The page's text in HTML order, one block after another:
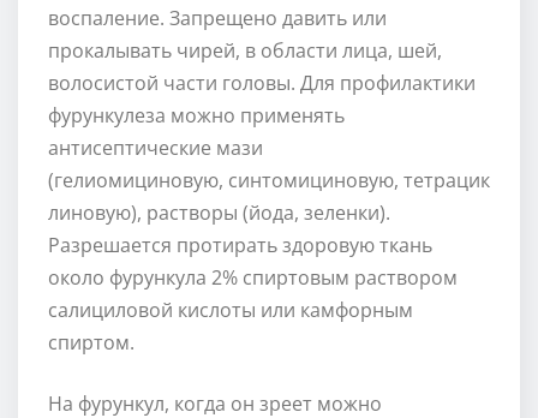
воспаление. Запрещено давить или
прокалывать чирей, в области лица, шей,
волосистой части головы. Для профилактики
фурункулеза можно применять
антисептические мази
(гелиомициновую, синтомициновую, тетрацик
линовую), растворы (йода, зеленки).
Разрешается протирать здоровую ткань
около фурункула 2% спиртовым раствором
салициловой кислоты или камфорным
спиртом.
На фурункул, когда он зреет можно